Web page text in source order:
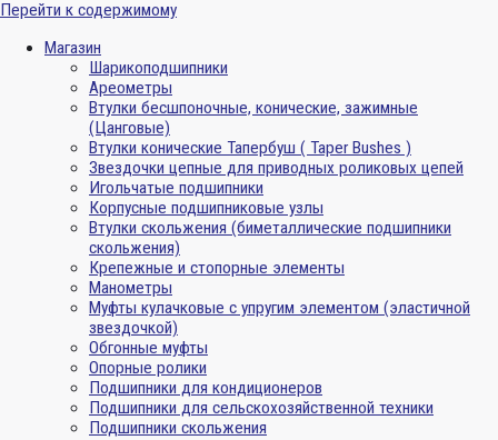
Перейти к содержимому
Магазин
Шарикоподшипники
Ареометры
Втулки бесшпоночные, конические, зажимные
(Цанговые)
Втулки конические Тапербуш ( Taper Bushes )
Звездочки цепные для приводных роликовых цепей
Игольчатые подшипники
Корпусные подшипниковые узлы
Втулки скольжения (биметаллические подшипники
скольжения)
Крепежные и стопорные элементы
Манометры
Муфты кулачковые с упругим элементом (эластичной
звездочкой)
Обгонные муфты
Опорные ролики
Подшипники для кондиционеров
Подшипники для сельскохозяйственной техники
Подшипники скольжения